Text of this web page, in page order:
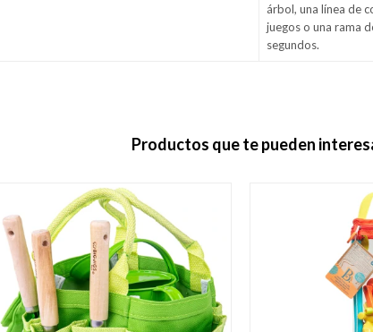
árbol, una línea de
juegos o una rama
segundos.
Productos que te pueden